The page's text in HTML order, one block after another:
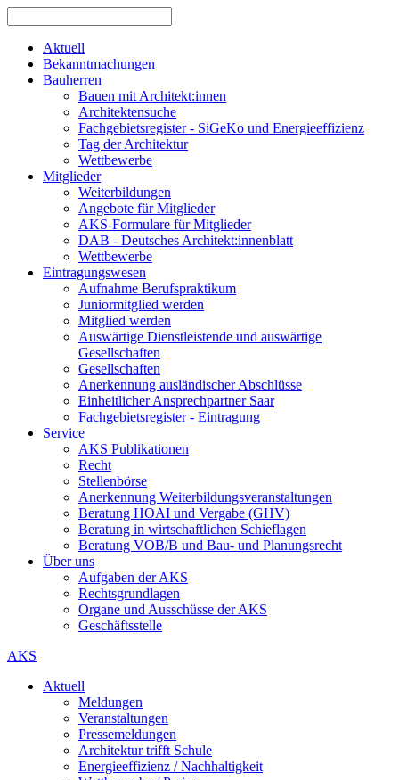
Aktuell
Bekanntmachungen
Bauherren
Bauen mit Architekt:innen
Architektensuche
Fachgebietsregister - SiGeKo und Energieeffizienz
Tag der Architektur
Wettbewerbe
Mitglieder
Weiterbildungen
Angebote für Mitglieder
AKS-Formulare für Mitglieder
DAB - Deutsches Architekt:innenblatt
Wettbewerbe
Eintragungswesen
Aufnahme Berufspraktikum
Juniormitglied werden
Mitglied werden
Auswärtige Dienstleistende und auswärtige
Gesellschaften
Gesellschaften
Anerkennung ausländischer Abschlüsse
Einheitlicher Ansprechpartner Saar
Fachgebietsregister - Eintragung
Service
AKS Publikationen
Recht
Stellenbörse
Anerkennung Weiterbildungsveranstaltungen
Beratung HOAI und Vergabe (GHV)
Beratung in wirtschaftlichen Schieflagen
Beratung VOB/B und Bau- und Planungsrecht
Über uns
Aufgaben der AKS
Rechtsgrundlagen
Organe und Ausschüsse der AKS
Geschäftsstelle
AKS
Aktuell
Meldungen
Veranstaltungen
Pressemeldungen
Architektur trifft Schule
Energieeffizienz / Nachhaltigkeit